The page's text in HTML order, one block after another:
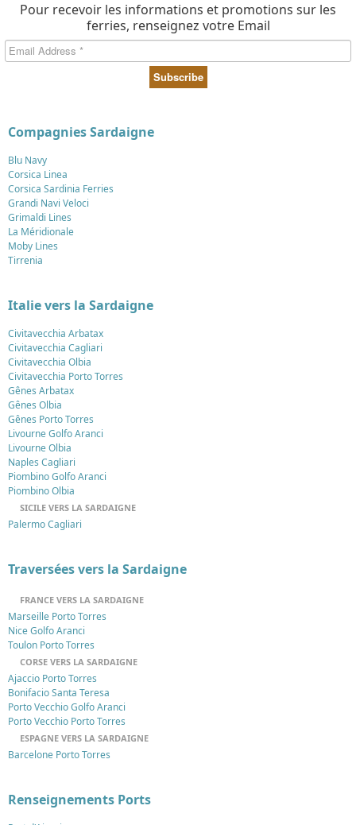
Pour recevoir les informations et promotions sur les
ferries, renseignez votre Email
Compagnies Sardaigne
Blu Navy
Corsica Linea
Corsica Sardinia Ferries
Grandi Navi Veloci
Grimaldi Lines
La Méridionale
Moby Lines
Tirrenia
Italie vers la Sardaigne
Civitavecchia Arbatax
Civitavecchia Cagliari
Civitavecchia Olbia
Civitavecchia Porto Torres
Gênes Arbatax
Gênes Olbia
Gênes Porto Torres
Livourne Golfo Aranci
Livourne Olbia
Naples Cagliari
Piombino Golfo Aranci
Piombino Olbia
SICILE VERS LA SARDAIGNE
Palermo Cagliari
Traversées vers la Sardaigne
FRANCE VERS LA SARDAIGNE
Marseille Porto Torres
Nice Golfo Aranci
Toulon Porto Torres
CORSE VERS LA SARDAIGNE
Ajaccio Porto Torres
Bonifacio Santa Teresa
Porto Vecchio Golfo Aranci
Porto Vecchio Porto Torres
ESPAGNE VERS LA SARDAIGNE
Barcelone Porto Torres
Renseignements Ports